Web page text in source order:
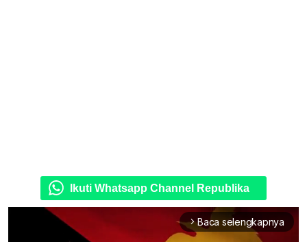
Ikuti Whatsapp Channel Republika
arrow_forward_ios Baca selengkapnya